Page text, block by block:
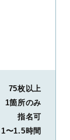
75枚以上
1箇所のみ
指名可
1〜1.5時間